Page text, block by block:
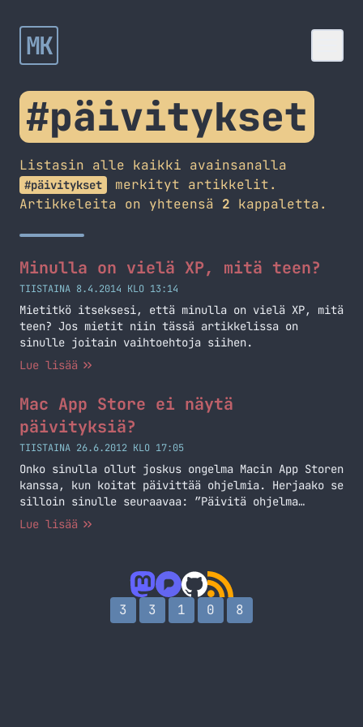
MK
#päivitykset
Listasin alle kaikki avainsanalla
#päivitykset
merkityt artikkelit.
Artikkeleita on yhteensä 2 kappaletta.
Minulla on vielä XP, mitä teen?
TIISTAINA 8.4.2014 KLO 13:14
Mietitkö itseksesi, että minulla on vielä XP, mitä
teen? Jos mietit niin tässä artikkelissa on
sinulle joitain vaihtoehtoja siihen.
Lue lisää
Mac App Store ei näytä
päivityksiä?
TIISTAINA 26.6.2012 KLO 17:05
Onko sinulla ollut joskus ongelma Macin App Storen
kanssa, kun koitat päivittää ohjelmia. Herjaako se
silloin sinulle seuraavaa: ”Päivitä ohjelma
kirjautumalla sisään tilille, jolla ostit
tullut päivitys. App Store ei näyttänyt, että
minulla… Jatka lukemista Mac App Store ei näytä
Lue lisää
3 3 1 0 8